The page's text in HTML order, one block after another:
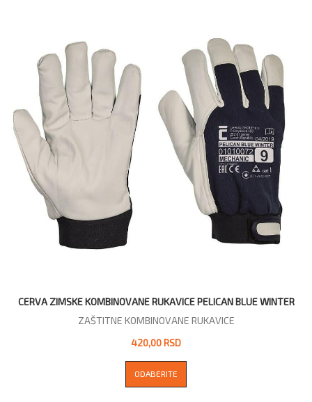
CERVA ZIMSKE KOMBINOVANE RUKAVICE PELICAN BLUE WINTER
ZAŠTITNE KOMBINOVANE RUKAVICE
420,00 RSD
ODABERITE